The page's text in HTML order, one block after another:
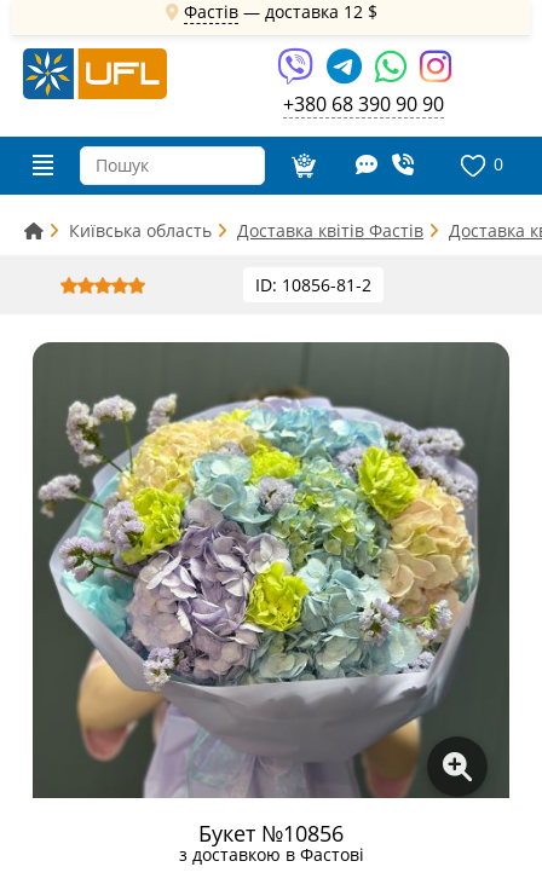
Фастів— доставка 12 $
+380 68 390 90 90
0
Київська область Доставка квітів Фастів Доставка
ID: 10856-81-2
Букет №10856
з доставкою в Фастові